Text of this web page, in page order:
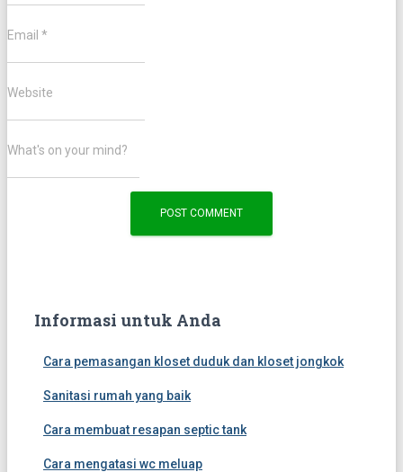
Email *
Website
What's on your mind?
Informasi untuk Anda
Cara pemasangan kloset duduk dan kloset jongkok
Sanitasi rumah yang baik
Cara membuat resapan septic tank
Cara mengatasi wc meluap